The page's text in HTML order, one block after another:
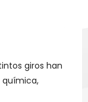
giros han
química,